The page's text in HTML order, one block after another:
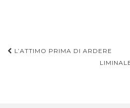
L’ATTIMO PRIMA DI ARDERE